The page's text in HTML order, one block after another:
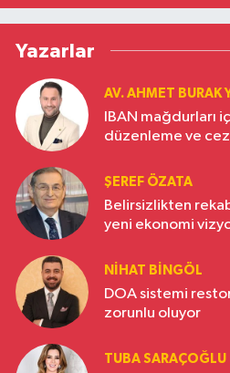
Yazarlar
AV. AHMET BURAK
IBAN mağdurları
düzenleme ve
ŞEREF ÖZATA
Belirsizlikten
yeni ekonomi
NIHAT BINGÖL
DOA sistemi
zorunlu oluyor
TUBA SARAÇOĞLU